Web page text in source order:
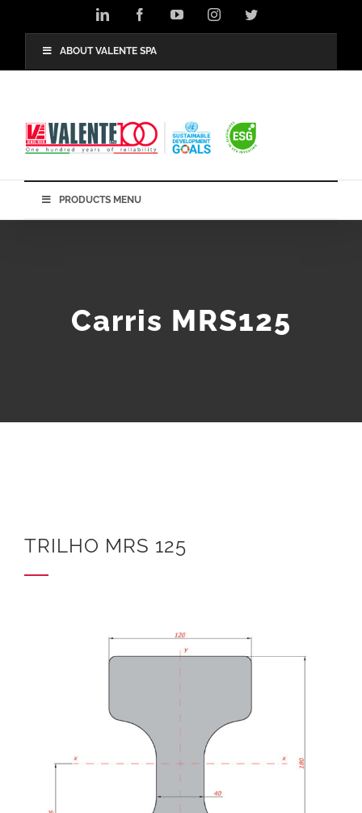
LinkedIn FacebookYouTubeInstagramTwitter
ABOUT VALENTE SPA
PRODUCTS MENU
Carris MRS125
TRILHO MRS 125